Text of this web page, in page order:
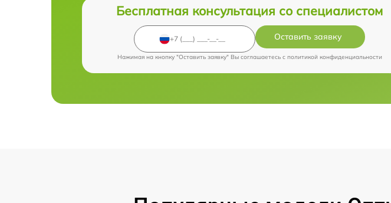
Бесплатная консультация со специалистом
Оставить заявку
Нажимая на кнопку "Оставить заявку" Вы соглашаетесь c политикой конфиденциальности